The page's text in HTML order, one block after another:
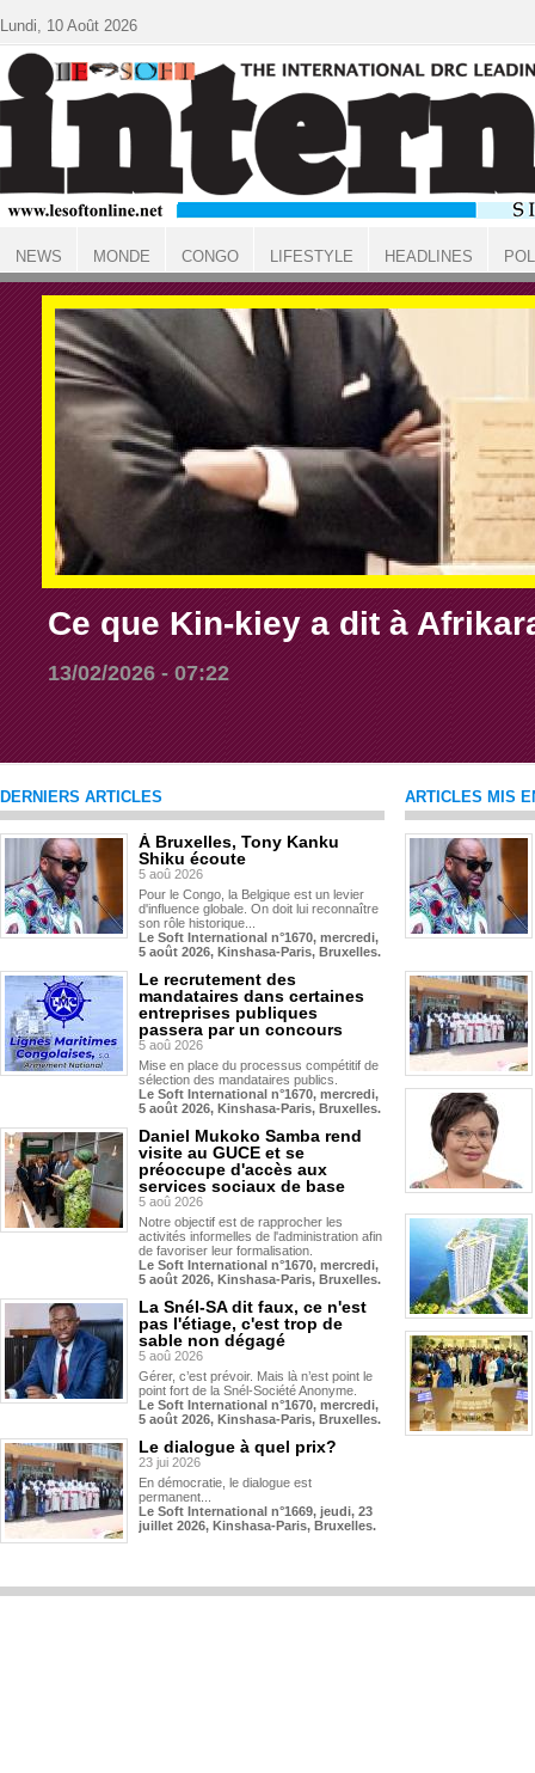
Ce que Kin-kiey a dit à
13/02/2026 - 07:22
DERNIERS ARTICLES
À Bruxelles, Tony Kanku
Shiku écoute
5 aoû 2026
Pour le Congo, la Belgique est un levier
d'influence globale. On doit lui reconnaître
son rôle historique...
Le Soft International n°1670, mercredi,
5 août 2026, Kinshasa-Paris, Bruxelles.
Le recrutement des
mandataires dans certaines
entreprises publiques
passera par un concours
5 aoû 2026
Mise en place du processus compétitif de
sélection des mandataires publics.
Le Soft International n°1670, mercredi,
5 août 2026, Kinshasa-Paris, Bruxelles.
Daniel Mukoko Samba rend
visite au GUCE et se
préoccupe d'accès aux
services sociaux de base
5 aoû 2026
Notre objectif est de rapprocher les
activités informelles de l'administration afin
de favoriser leur formalisation.
Le Soft International n°1670, mercredi,
5 août 2026, Kinshasa-Paris, Bruxelles.
La Snél-SA dit faux, ce n'est
pas l'étiage, c'est trop de
sable non dégagé
5 aoû 2026
Gérer, c’est prévoir. Mais là n’est point le
point fort de la Snél-Société Anonyme.
Le Soft International n°1670, mercredi,
5 août 2026, Kinshasa-Paris, Bruxelles.
Le dialogue à quel prix?
23 jui 2026
En démocratie, le dialogue est
permanent...
Le Soft International n°1669, jeudi, 23
juillet 2026, Kinshasa-Paris, Bruxelles.
ARTICLES MIS
Lundi, 10 Août 2026
NEWS MONDE CONGO LIFESTYLE HEADLINES